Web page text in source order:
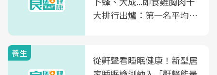
大排行出爐：第一名平均一
養生
從鼾聲看睡眠健康！新型居